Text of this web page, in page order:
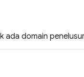
ada domain